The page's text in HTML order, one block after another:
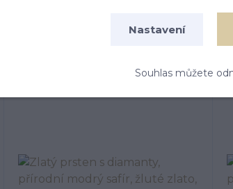
18 239 KčNastavení
Souhlas můžete